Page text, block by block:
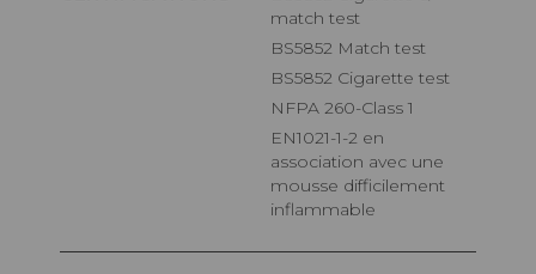
match test
BS5852 Match test
BS5852 Cigarette test
NFPA 260-Class 1
EN1021-1-2 en
association avec une
mousse difficilement
inflammable